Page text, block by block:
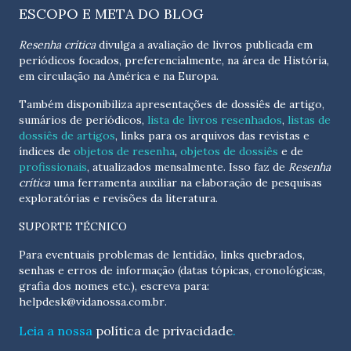
ESCOPO E META DO BLOG
Resenha críticadivulga a avaliação de livros publicada em
periódicos focados, preferencialmente, na área de História,
em circulação na América e na Europa.
Também disponibiliza apresentações de dossiês de artigo,
sumários de periódicos, lista de livros resenhados, listas de
dossiês de artigos, links para os arquivos das revistas e
índices de objetos de resenha, objetos de dossiês e de
profissionais, atualizados mensalmente. Isso faz de Resenha
críticauma ferramenta auxiliar na elaboração de pesquisas
exploratórias e revisões da literatura.
SUPORTE TÉCNICO
Para eventuais problemas de lentidão, links quebrados,
senhas e erros de informação (datas tópicas, cronológicas,
helpdesk@vidanossa.com.br.
Leia a nossa política de privacidade.